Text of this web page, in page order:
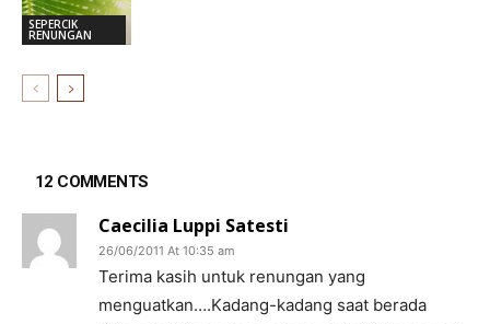
SEPERCIK
RENUNGAN
12 COMMENTS
Caecilia Luppi Satesti
26/06/2011 At 10:35 am
Terima kasih untuk renungan yang
menguatkan….Kadang-kadang saat berada